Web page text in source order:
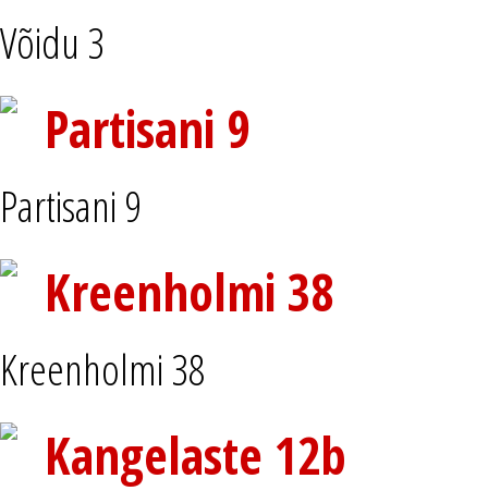
Võidu 3
Partisani 9
Partisani 9
Kreenholmi 38
Kreenholmi 38
Kangelaste 12b